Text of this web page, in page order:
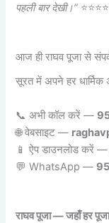
पहली बार देखी।”
आज ही राघव पूजा से
सूरत में अपने हर धार्मिक
📞 अभी कॉल करें —
🌐 वेबसाइट —
📱 ऐप डाउनलोड करें
💬 WhatsApp —
राघव पूजा — जहाँ हर पूजा